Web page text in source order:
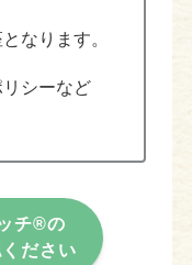
なります。
シーなど
チ®の
ださい